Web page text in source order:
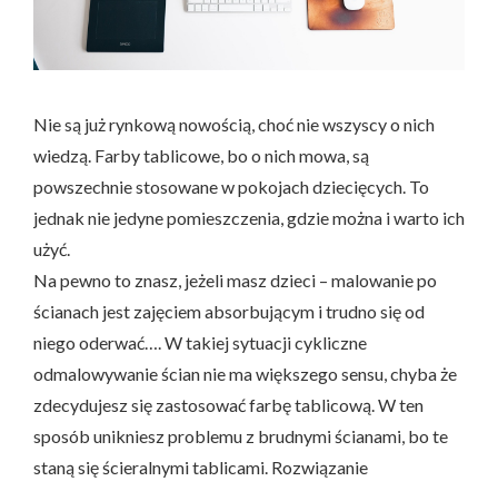
Nie są już rynkową nowością, choć nie wszyscy o nich
wiedzą. Farby tablicowe, bo o nich mowa, są
powszechnie stosowane w pokojach dziecięcych. To
jednak nie jedyne pomieszczenia, gdzie można i warto ich
użyć.
Na pewno to znasz, jeżeli masz dzieci – malowanie po
ścianach jest zajęciem absorbującym i trudno się od
niego oderwać…. W takiej sytuacji cykliczne
odmalowywanie ścian nie ma większego sensu, chyba że
zdecydujesz się zastosować farbę tablicową. W ten
sposób unikniesz problemu z brudnymi ścianami, bo te
staną się ścieralnymi tablicami. Rozwiązanie